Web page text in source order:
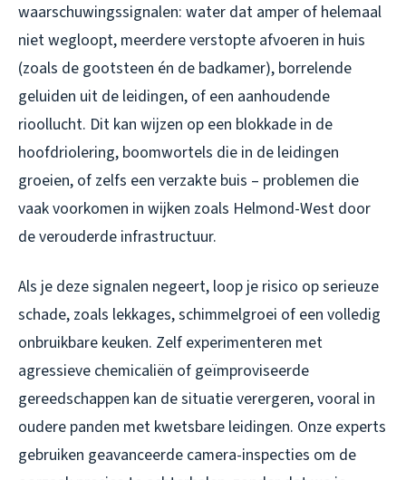
waarschuwingssignalen: water dat amper of helemaal
niet wegloopt, meerdere verstopte afvoeren in huis
(zoals de gootsteen én de badkamer), borrelende
geluiden uit de leidingen, of een aanhoudende
rioollucht. Dit kan wijzen op een blokkade in de
hoofdriolering, boomwortels die in de leidingen
groeien, of zelfs een verzakte buis – problemen die
vaak voorkomen in wijken zoals Helmond-West door
de verouderde infrastructuur.
Als je deze signalen negeert, loop je risico op serieuze
schade, zoals lekkages, schimmelgroei of een volledig
onbruikbare keuken. Zelf experimenteren met
agressieve chemicaliën of geïmproviseerde
gereedschappen kan de situatie verergeren, vooral in
oudere panden met kwetsbare leidingen. Onze experts
gebruiken geavanceerde camera-inspecties om de